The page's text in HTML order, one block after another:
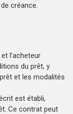
créance.
l’acheteur
du prêt, y
et les modalités
est établi,
Ce contrat peut